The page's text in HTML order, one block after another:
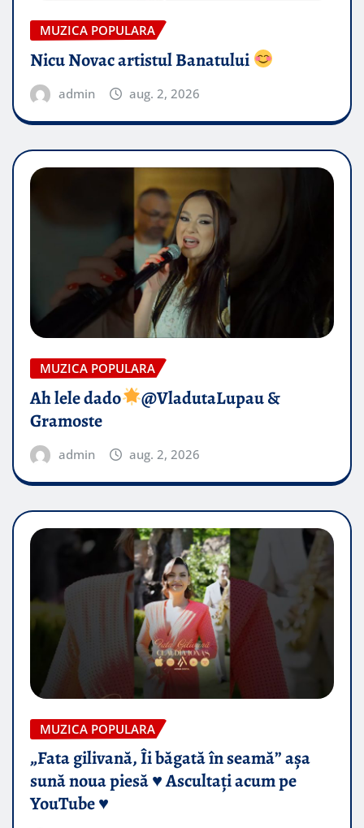
MUZICA POPULARA
Nicu Novac artistul Banatului
admin aug. 2, 2026
MUZICA POPULARA
Ah lele dado​
@VladutaLupau &
Gramoste
admin aug. 2, 2026
MUZICA POPULARA
„Fata gilivană, Îi băgată în seamă” așa
sună noua piesă ♥️ Ascultați acum pe
YouTube ♥️